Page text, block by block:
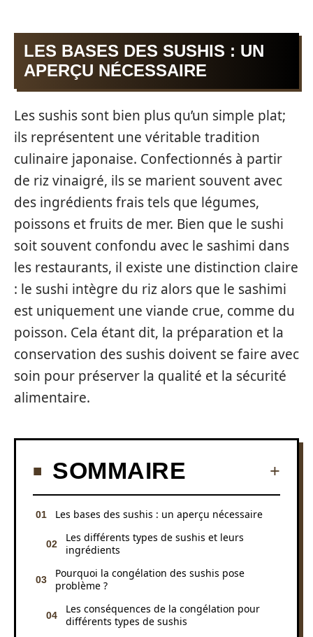
LES BASES DES SUSHIS : UN
APERÇU NÉCESSAIRE
Les sushis sont bien plus qu’un simple plat;
ils représentent une véritable tradition
culinaire japonaise. Confectionnés à partir
de riz vinaigré, ils se marient souvent avec
des ingrédients frais tels que légumes,
poissons et fruits de mer. Bien que le sushi
soit souvent confondu avec le sashimi dans
les restaurants, il existe une distinction claire
: le sushi intègre du riz alors que le sashimi
est uniquement une viande crue, comme du
poisson. Cela étant dit, la préparation et la
conservation des sushis doivent se faire avec
soin pour préserver la qualité et la sécurité
alimentaire.
SOMMAIRE
Les bases des sushis : un aperçu nécessaire
Les différents types de sushis et leurs
ingrédients
Pourquoi la congélation des sushis pose
problème ?
Les conséquences de la congélation pour
différents types de sushis